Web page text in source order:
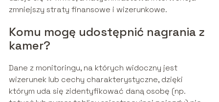
zmniejszy straty finansowe i wizerunkowe.
Komu mogę udostępnić nagrania z
kamer?
Dane z monitoringu, na których widoczny jest
wizerunek lub cechy charakterystyczne, dzięki
którym uda się zidentyfikować daną osobę (np.